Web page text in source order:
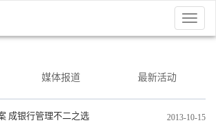
Toggle
媒体报道 最新活动
成银行管理不二之选 2013-10-15